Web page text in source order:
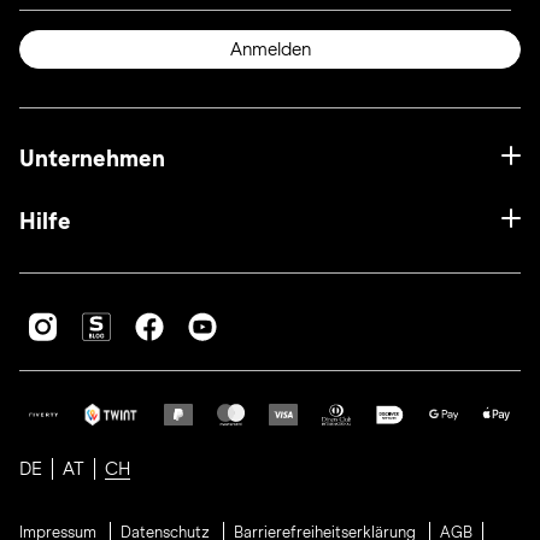
Anmelden
Unternehmen
Hilfe
DE AT CH
Impressum Datenschutz Barrierefreiheitserklärung AGB